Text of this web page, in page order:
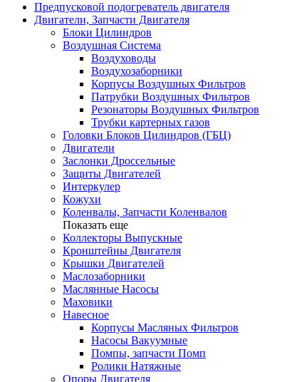
Предпусковой подогреватель двигателя
Двигатели, Запчасти Двигателя
Блоки Цилиндров
Воздушная Система
Воздуховоды
Воздухозаборники
Корпусы Воздушных Фильтров
Патрубки Воздушных Фильтров
Резонаторы Воздушных Фильтров
Трубки картерных газов
Головки Блоков Цилиндров (ГБЦ)
Двигатели
Заслонки Дроссельные
Защиты Двигателей
Интеркулер
Кожухи
Коленвалы, Запчасти Коленвалов
Показать еще
Коллекторы Выпускные
Кронштейны Двигателя
Крышки Двигателей
Маслозаборники
Маслянные Насосы
Маховики
Навесное
Корпусы Масляных Фильтров
Насосы Вакуумные
Помпы, запчасти Помп
Ролики Натяжные
Опоры Двигателя